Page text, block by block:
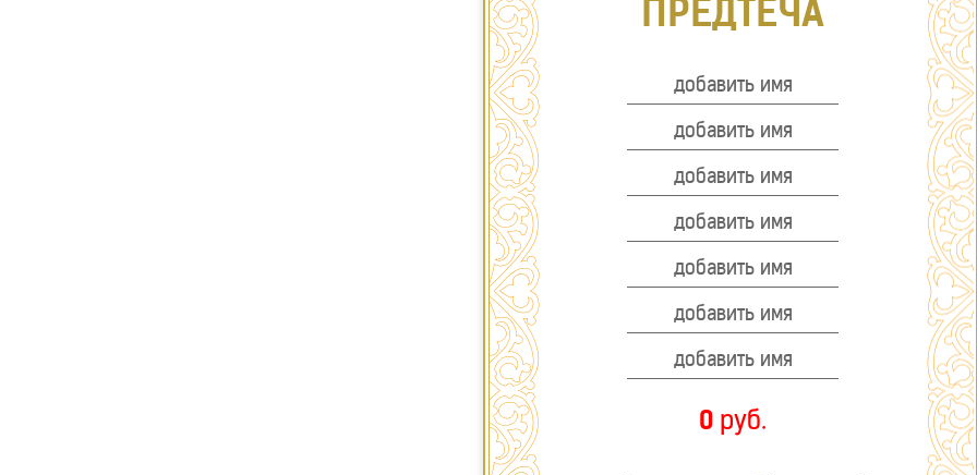
ПРЕДТЕЧА
0 руб.